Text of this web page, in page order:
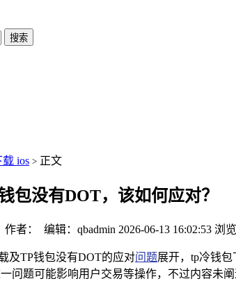
搜索
ios > 正文
包没有DOT，该如何应对？
者： 编辑：qbadmin 2026-06-13 16:02:53 浏
及TP钱包没有DOT的应对问题展开，tp冷钱
问题可能影响用户交易等操作，不过内容未